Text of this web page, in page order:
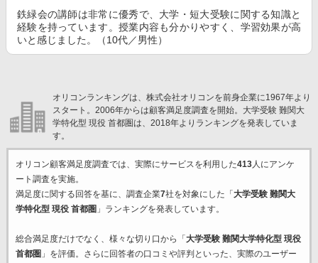
鉄緑会の講師は非常に優秀で、大学・短大受験に関する知識と
経験を持っています。授業内容も分かりやすく、学習効果が高
いと感じました。（10代／男性）
オリコンランキングは、株式会社オリコンを前身企業に1967年より
スタート。2006年からは顧客満足度調査を開始。大学受験 難関大
学特化型 現役 首都圏は、2018年よりランキングを発表していま
す。
オリコン顧客満足度調査では、実際にサービスを利用した413人にアンケ
ート調査を実施。
満足度に関する回答を基に、調査企業7社を対象にした「 大学受験 難関大
学特化型 現役 首都圏 」ランキングを発表しています。
総合満足度だけでなく、様々な切り口から「 大学受験 難関大学特化型 現役
首都圏 」を評価。さらに回答者の口コミや評判といった、実際のユーザー